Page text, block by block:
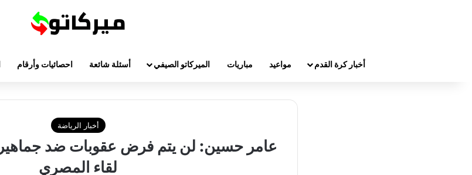
أخبار كرة القدم مواعيد مباريات الميركاتو الصيفي أسئلة شائعة احصائيات وأرقام
أخبار الرياضة
عامر حسين: لن يتم فرض عقوبات ضد جماهير
لقاء المصري